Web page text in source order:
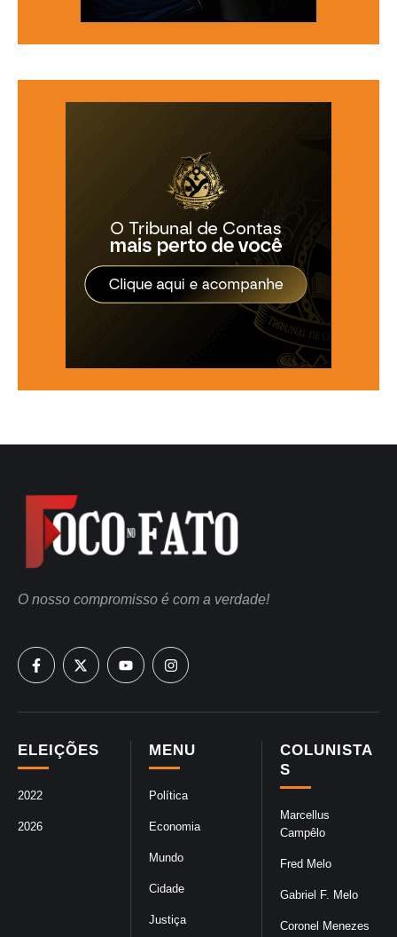
COLUNISTA
S
Marcellus
Campêlo
Fred Melo
Gabriel F. Melo
Coronel Menezes
MENU
Política
Economia
Mundo
Cidade
Justiça
ELEIÇÕES
2022
2026
O nosso compromisso é com a verdade!